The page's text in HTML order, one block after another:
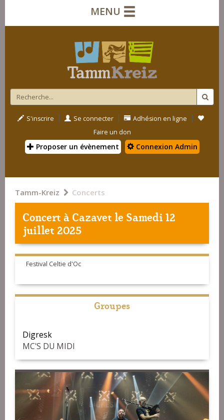
MENU
S'inscrire | Se connecter | Adhésion en ligne |
Faire un don
Proposer un évènement Connexion Admin
Tamm-Kreiz Concerts
Concert àCazavet le Samedi 12
juillet 2025
Festival Celtie d'Oc
Groupes
Digresk
MC'S DU MIDI